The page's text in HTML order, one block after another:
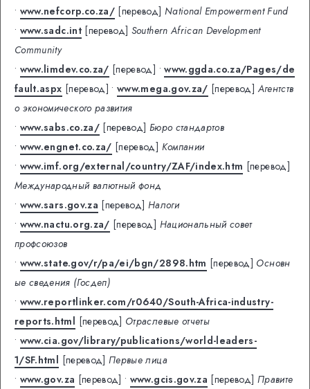
• www.nefcorp.co.za/ [перевод] National Empowerment Fund
• www.sadc.int [перевод] Southern African Development
Community
• www.limdev.co.za/ [перевод] •www.ggda.co.za/Pages/de
fault.aspx [перевод] •www.mega.gov.za/ [перевод] Агентств
о экономического развития
• www.sabs.co.za/ [перевод] Бюро стандартов
• www.engnet.co.za/ [перевод] Компании
• www.imf.org/external/country/ZAF/index.htm [перевод]
Международный валютный фонд
• www.sars.gov.za [перевод] Налоги
• www.nactu.org.za/ [перевод] Национальный совет
профсоюзов
• www.state.gov/r/pa/ei/bgn/2898.htm [перевод] Основн
ые сведения (Госдеп)
• www.reportlinker.com/r0640/South-Africa-industry-
reports.html [перевод] Отраслевые отчеты
• www.cia.gov/library/publications/world-leaders-
1/SF.html [перевод] Первые лица
• www.gov.za [перевод] • www.gcis.gov.za [перевод] Правите